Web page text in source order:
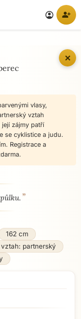
account_circle person_add
✕
vlasy,
vztah
zájmy patří
se cyklistice a judu.
Registrace a
”
162 cm
partnerský